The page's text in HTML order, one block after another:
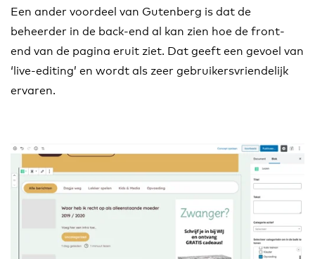
Een ander voordeel van Gutenberg is dat de
beheerder in de back-end al kan zien hoe de front-
end van de pagina eruit ziet. Dat geeft een gevoel van
‘live-editing’ en wordt als zeer gebruikersvriendelijk
ervaren.